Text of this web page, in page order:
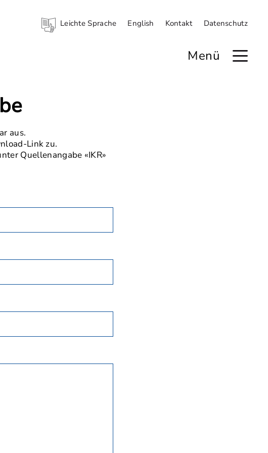
Leichte Sprache English Kontakt Datenschutz
Menü
aus.
Link zu.
Quellenangabe «IKR»